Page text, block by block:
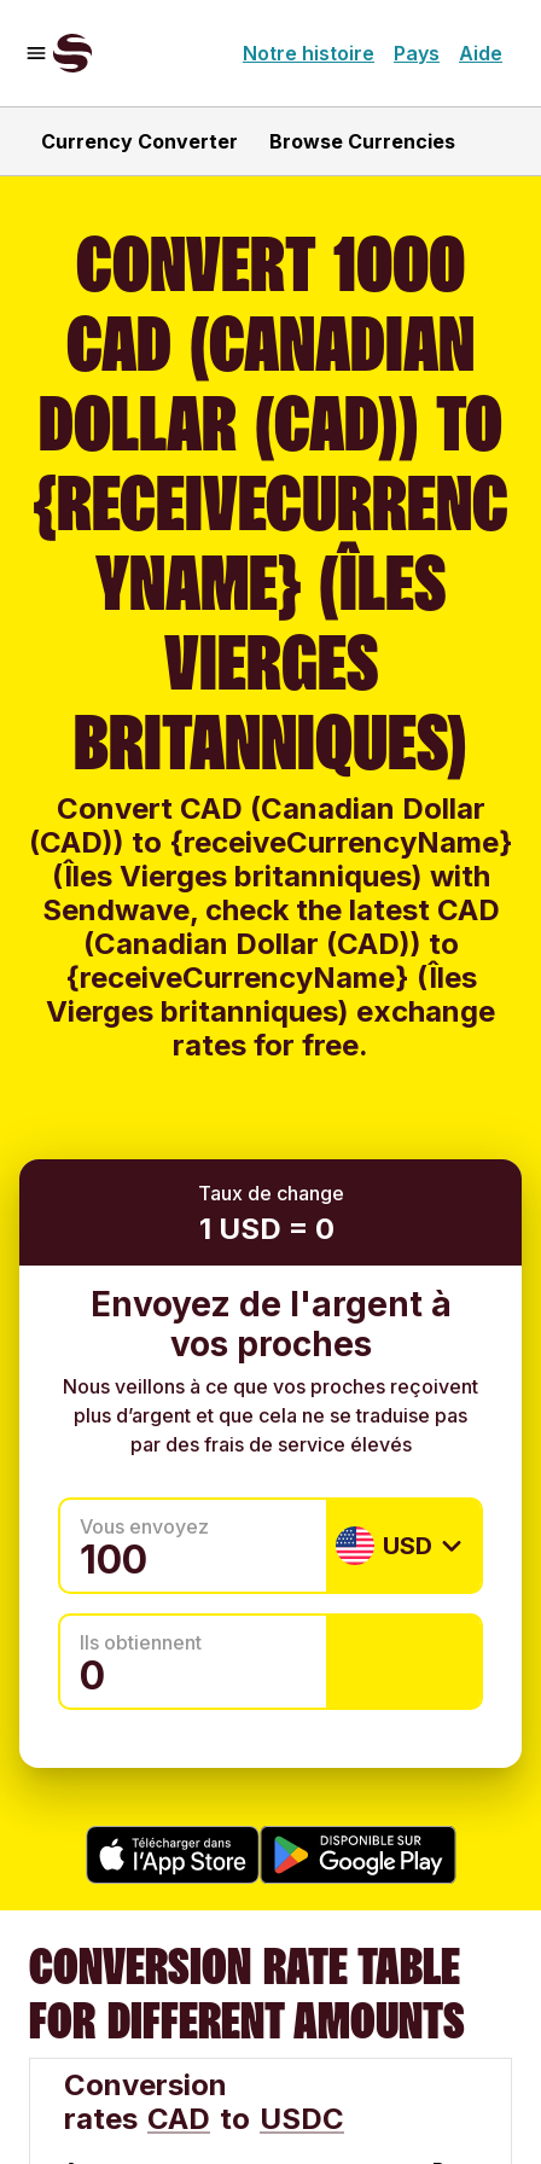
Notre histoire Pays Aide
Currency Converter Browse Currencies
CONVERT 1000
CAD (CANADIAN
DOLLAR (CAD)) TO
{RECEIVECURRENC
YNAME} (ÎLES
VIERGES
BRITANNIQUES)
Convert CAD (Canadian Dollar
(CAD)) to {receiveCurrencyName}
(Îles Vierges britanniques) with
Sendwave, check the latest CAD
(Canadian Dollar (CAD)) to
{receiveCurrencyName} (Îles
Vierges britanniques) exchange
rates for free.
Taux de change
1 USD = 0
Envoyez de l'argent à
vos proches
Nous veillons à ce que vos proches reçoivent
plus d’argent et que cela ne se traduise pas
par des frais de service élevés
Vous envoyez
USD
Ils obtiennent
CONVERSION RATE TABLE
FOR DIFFERENT AMOUNTS
Conversion
rates CAD to USDC